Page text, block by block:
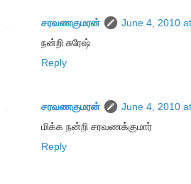
சரவணகுமரன்
June 4, 2010
நன்றி சுரேஷ்
Reply
சரவணகுமரன்
June 4, 2010
மிக்க நன்றி சரவணக்குமார்
Reply